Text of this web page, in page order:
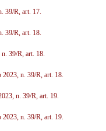
39/R, art. 17.
39/R, art. 18.
39/R, art. 18.
2023, n. 39/R, art. 18.
n. 39/R, art. 19.
2023, n. 39/R, art. 19.